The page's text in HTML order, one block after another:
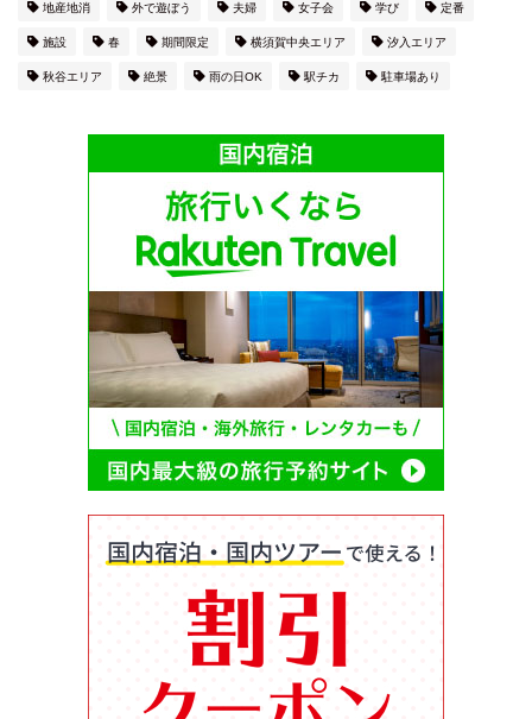
地産地消 外で遊ぼう 夫婦 女子会 学び 定番
施設 春 期間限定 横須賀中央エリア 汐入エリア
秋谷エリア 絶景 雨の日OK 駅チカ 駐車場あり